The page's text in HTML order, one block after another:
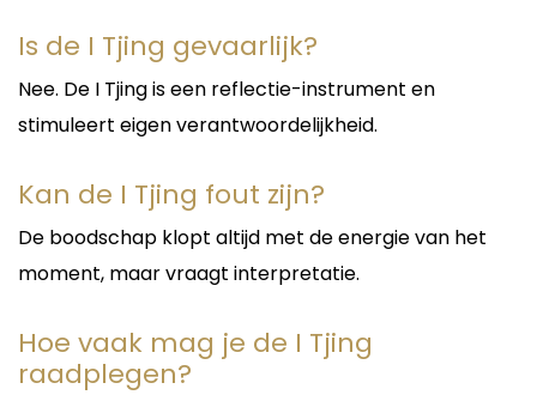
Is de I Tjing gevaarlijk?
Nee. De I Tjing is een reflectie-instrument en
stimuleert eigen verantwoordelijkheid.
Kan de I Tjing fout zijn?
De boodschap klopt altijd met de energie van het
moment, maar vraagt interpretatie.
Hoe vaak mag je de I Tjing
raadplegen?